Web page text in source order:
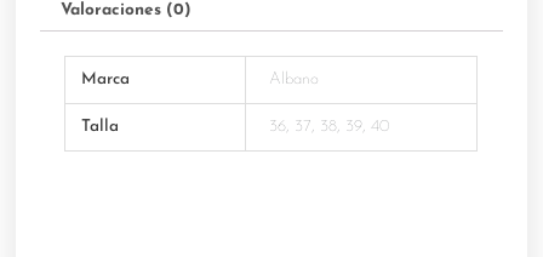
Valoraciones (0)
Marca Albano
Talla 36, 37, 38, 39, 40